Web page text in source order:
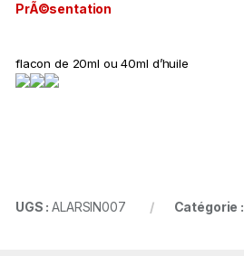
PrÃ©sentation
flacon de 20ml ou 40ml d’huile
UGS :ALARSIN007 Catégorie :